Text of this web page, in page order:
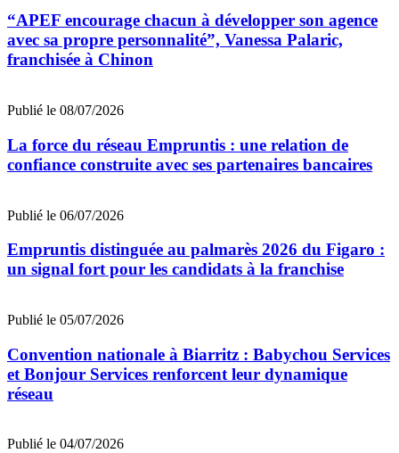
“APEF encourage chacun à développer son agence
avec sa propre personnalité”, Vanessa Palaric,
franchisée à Chinon
Publié le 08/07/2026
La force du réseau Empruntis : une relation de
confiance construite avec ses partenaires bancaires
Publié le 06/07/2026
Empruntis distinguée au palmarès 2026 du Figaro :
un signal fort pour les candidats à la franchise
Publié le 05/07/2026
Convention nationale à Biarritz : Babychou Services
et Bonjour Services renforcent leur dynamique
réseau
Publié le 04/07/2026